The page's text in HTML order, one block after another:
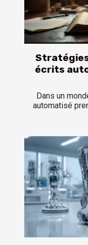
écrits
Dans un
automatisé